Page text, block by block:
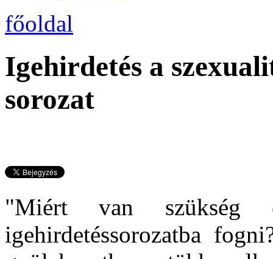
főoldal
Igehirdetés a
sorozat
"Miért van szükség
igehirdetéssorozatba